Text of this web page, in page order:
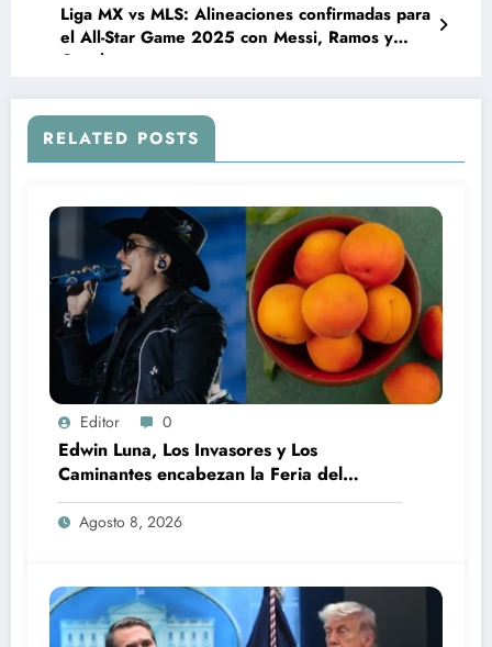
Liga MX vs MLS: Alineaciones confirmadas para
el All-Star Game 2025 con Messi, Ramos y
Canales
RELATED POSTS
Editor 0
Edwin Luna, Los Invasores y Los
Caminantes encabezan la Feria del
Durazno en Tetela de Ocampo
Agosto 8, 2026